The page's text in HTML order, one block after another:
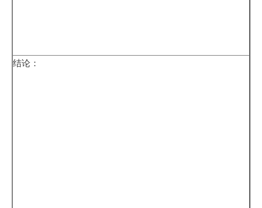
结论：